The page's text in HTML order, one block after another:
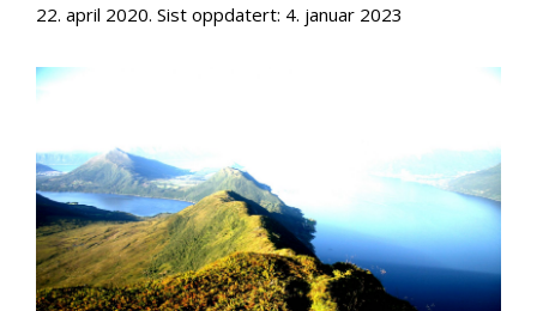
22. april 2020. Sist oppdatert: 4. januar 2023